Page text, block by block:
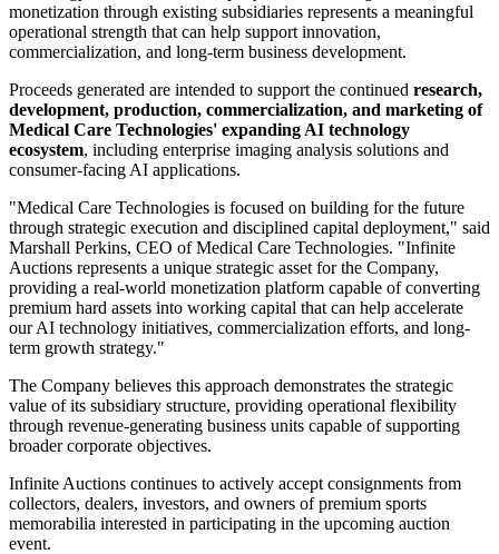
monetization through existing subsidiaries represents a meaningful
operational strength that can help support innovation,
commercialization, and long-term business development.
Proceeds generated are intended to support the continued research,
development, production, commercialization, and marketing of
Medical Care Technologies' expanding AI technology
ecosystem, including enterprise imaging analysis solutions and
consumer-facing AI applications.
"Medical Care Technologies is focused on building for the future
through strategic execution and disciplined capital deployment," said
Marshall Perkins, CEO of Medical Care Technologies. "Infinite
Auctions represents a unique strategic asset for the Company,
providing a real-world monetization platform capable of converting
premium hard assets into working capital that can help accelerate
our AI technology initiatives, commercialization efforts, and long-
term growth strategy."
The Company believes this approach demonstrates the strategic
value of its subsidiary structure, providing operational flexibility
through revenue-generating business units capable of supporting
broader corporate objectives.
Infinite Auctions continues to actively accept consignments from
collectors, dealers, investors, and owners of premium sports
memorabilia interested in participating in the upcoming auction
event.